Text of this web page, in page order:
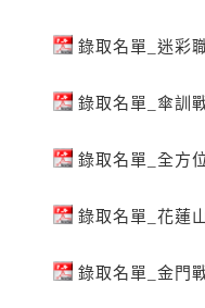
錄取名單_迷彩
錄取名單_傘訓
錄取名單_全方
錄取名單_花蓮
錄取名單_金門